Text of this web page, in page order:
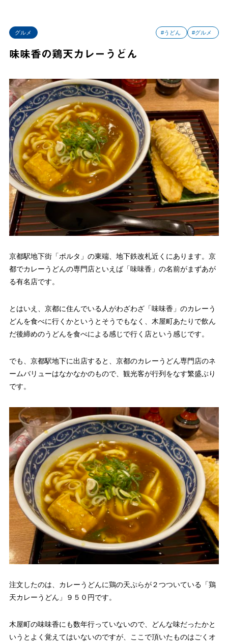
グルメ #うどん #グルメ
味味香の鶏天カレーうどん
京都駅地下街「ポルタ」の東端、地下鉄改札近くにあります。京
都でカレーうどんの専門店といえば「味味香」の名前がまずあが
る有名店です。
とはいえ、京都に住んでいる人がわざわざ「味味香」のカレーう
どんを食べに行くかというとそうでもなく、木屋町あたりで飲ん
だ後締めのうどんを食べによる感じで行く店という感じです。
でも、京都駅地下に出店すると、京都のカレーうどん専門店のネ
ームバリューはなかなかのもので、観光客が行列をなす繁盛ぶり
です。
注文したのは、カレーうどんに鶏の天ぷらが２つついている「鶏
天カレーうどん」９５０円です。
木屋町の味味香にも数年行っていないので、どんな味だったかと
いうとよく覚えてはいないのですが、ここで頂いたものはごくオ